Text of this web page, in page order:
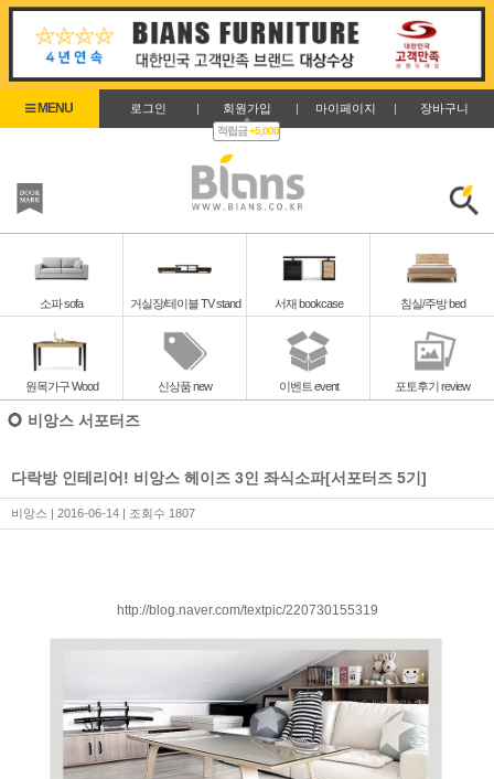
로그인 | 회원가입 |
적립금+5,000
마이페이지 | 장바구니
소파 sofa 거실장/테이블 TV stand 서재 bookcase 침실/주방 bed
원목가구 Wood 신상품 new 이벤트 event 포토후기 review
비앙스 서포터즈
다락방 인테리어! 비앙스 헤이즈 3인 좌식소파[서포터즈 5기]
비앙스 | 2016-06-14 | 조회수 1807
http://blog.naver.com/textpic/220730155319